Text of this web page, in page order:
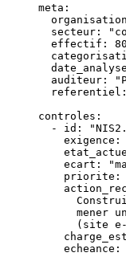
meta :
  organisation
  secteur
:
  effectif
: 80
  date_analyse
  auditeur
:
  referentiel
controles :
  -
id :
    exigence
:
    ecart
:
    priorite
:
mener
(site
    echeance
: